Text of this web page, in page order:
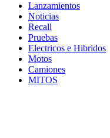
Lanzamientos
Noticias
Recall
Pruebas
Electricos e Hibridos
Motos
Camiones
MITOS